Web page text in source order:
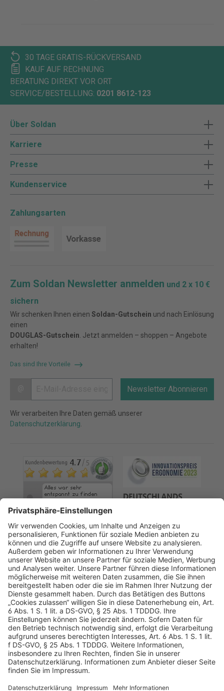
30 TAGE GRATIS-RÜCKVERSAND
KAUF AUF RECHNUNG
BERATUNG DIREKT VOR ORT
SERVICE/BESTELLUNG: 0201 8612-123
Über Soldan
Karriere
Presse
Kundenservice
Zahlungsarten
Zum Soldan Newsletter anmelden und 2 x 10 €
sichern
Wir schenken Ihnen einen Soldan-Gutschein und nach Einlösung
einen
DOUGLAS-Gutschein . Jetzt anmelden – shoppen – Angebote
erhalten!
Das sind Ihre Vorteile
Newsletter Abonnieren
Wir verarbeiten Ihre Daten gemäß unserer
Datenschutzerklärung
AGB Datenschutz
Impressum
Sicherheitshinweis
Compliance